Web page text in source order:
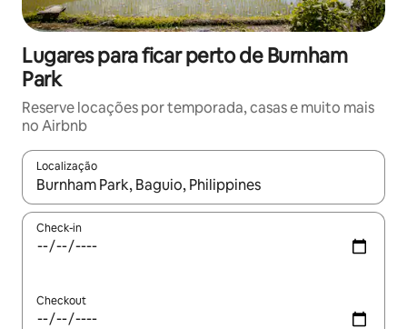
Lugares para ficar perto de Burnham
Park
Reserve locações por temporada, casas e muito mais
no Airbnb
Localização
Quando os resultados estiverem disponíveis, explore-os
Check-in
Checkout